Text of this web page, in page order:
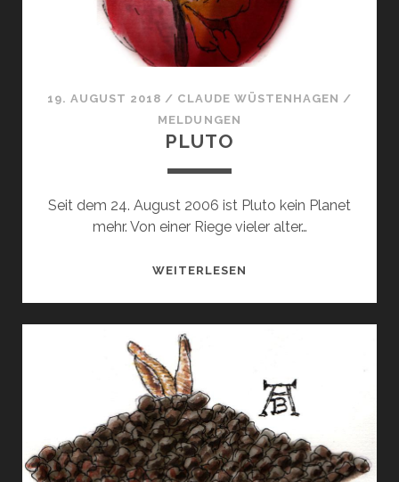
19. AUGUST 2018 / CLAUDE WÜSTENHAGEN /
MELDUNGEN
PLUTO
Seit dem 24. August 2006 ist Pluto kein Planet
mehr. Von einer Riege vieler alter…
WEITERLESEN